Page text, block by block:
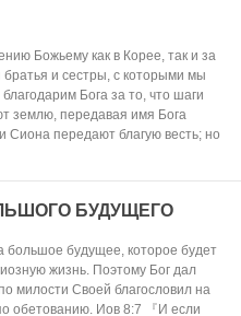
Божьему как в Корее, так и за
и сестры, с которыми мы
Бога за то, что шаги
землю, передавая имя Бога
Сиона передают благую весть; но
БУДУЩЕГО
большое будущее, которое будет
жизнь. Поэтому Бог дал
милости Своей благословил на
обетованию. Иов 8:7 『И если